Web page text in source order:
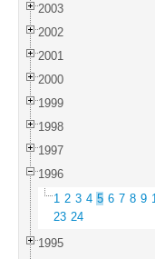
2003
2002
2001
2000
1999
1998
1997
1996
1 2 3 4 5 6 7 8 9
23 24
1995